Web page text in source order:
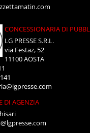
CONCESSIONARIA DI
LG PRESSE S.R.L.
via Festaz, 52
11100 AOSTA
DI AGENZIA